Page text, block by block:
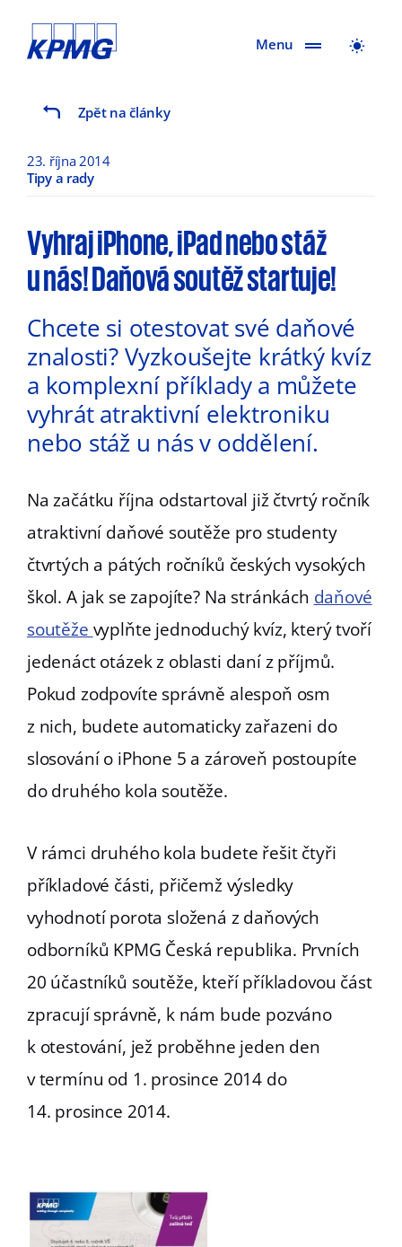
Menu
Zpět na články
23. října 2014
Tipy a rady
Vyhraj iPhone, iPad nebo stáž
u nás! Daňová soutěž startuje!
Chcete si otestovat své daňové
znalosti? Vyzkoušejte krátký kvíz
a komplexní příklady a můžete
vyhrát atraktivní elektroniku
nebo stáž u nás v oddělení.
Na začátku října odstartoval již čtvrtý ročník
atraktivní daňové soutěže pro studenty
čtvrtých a pátých ročníků českých vysokých
škol. A jak se zapojíte? Na stránkách daňové
soutěže vyplňte jednoduchý kvíz, který tvoří
jedenáct otázek z oblasti daní z příjmů.
Pokud zodpovíte správně alespoň osm
z nich, budete automaticky zařazeni do
slosování o iPhone 5 a zároveň postoupíte
do druhého kola soutěže.
V rámci druhého kola budete řešit čtyři
příkladové části, přičemž výsledky
vyhodnotí porota složená z daňových
odborníků KPMG Česká republika. Prvních
20 účastníků soutěže, kteří příkladovou část
zpracují správně, k nám bude pozváno
k otestování, jež proběhne jeden den
v termínu od 1. prosince 2014 do
14. prosince 2014.